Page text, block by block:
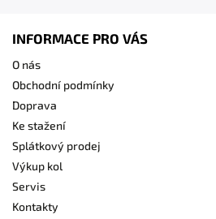
INFORMACE PRO VÁS
O nás
Obchodní podmínky
Doprava
Ke stažení
Splátkový prodej
Výkup kol
Servis
Kontakty